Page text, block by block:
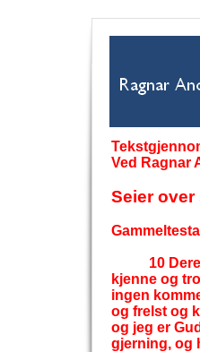
Ved Ragnar
Seier over
10
kjenne og
ingen
og frelst og
og jeg er
gjerning, og